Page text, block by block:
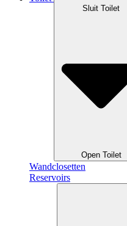
Sluit Toilet
Open Toilet
Wandclosetten
Reservoirs